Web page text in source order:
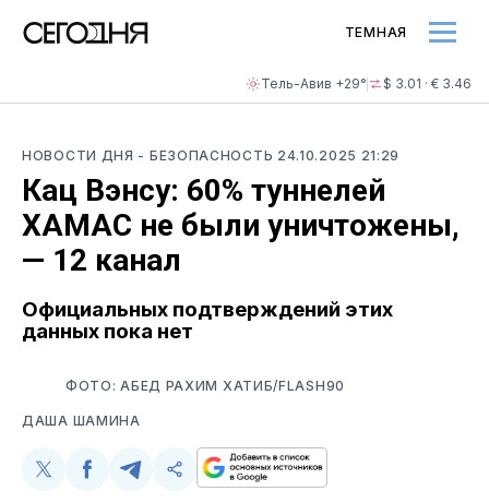
Тель-Авив +29° $ 3.01 · € 3.46
ТЕМНАЯ
НОВОСТИ ДНЯ - БЕЗОПАСНОСТЬ 24.10.2025 21:29
Кац Вэнсу: 60% туннелей
ХАМАС не были уничтожены,
— 12 канал
Официальных подтверждений этих
данных пока нет
ФОТО: АБЕД РАХИМ ХАТИБ/FLASH90
ДАША ШАМИНА
Поделиться
Поделиться
Поделиться
Скопируйте